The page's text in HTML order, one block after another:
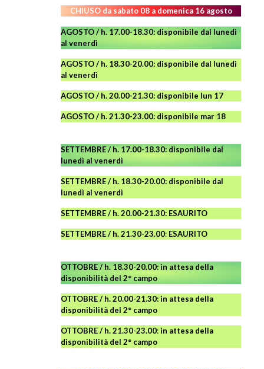
CHIUSO da sabato 08 a domenica 16 agosto
AGOSTO / h. 17.00-18.30: disponibile dal lunedì
al venerdì
AGOSTO/ h. 18.30-20.00: disponibile dal lunedì
al venerdì
AGOSTO / h. 20.00-21.30: disponibile lun 17
AGOSTO/ h. 21.30-23.00: disponibile mar 18
SETTEMBRE / h. 17.00-18.30: disponibile dal
lunedì al venerdì
SETTEMBRE / h. 18.30-20.00: disponibile dal
lunedì al venerdì
SETTEMBRE / h. 20.00-21.30: ESAURITO
SETTEMBRE / h. 21.30-23.00: ESAURITO
OTTOBRE / h. 18.30-20.00:in attesa della
disponibilità del 2° campo
OTTOBRE / h. 20.00-21.30:in attesa della
disponibilità del 2° campo
OTTOBRE / h. 21.30-23.00:in attesa della
disponibilità del 2° campo